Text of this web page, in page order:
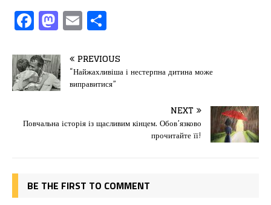
F
a
c
e
b
o
o
M
a
st
o
d
o
n
E
m
ai
l
іл
и
т
ис
я
PREVIOUS
“Найжахливіша і нестерпна дитина може
виправитися”
NEXT
Повчальна історія із щасливим кінцем. Обов’язково
прочитайте її!
BE THE FIRST TO COMMENT